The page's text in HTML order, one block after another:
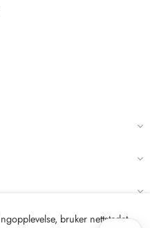
bruker nettstedet